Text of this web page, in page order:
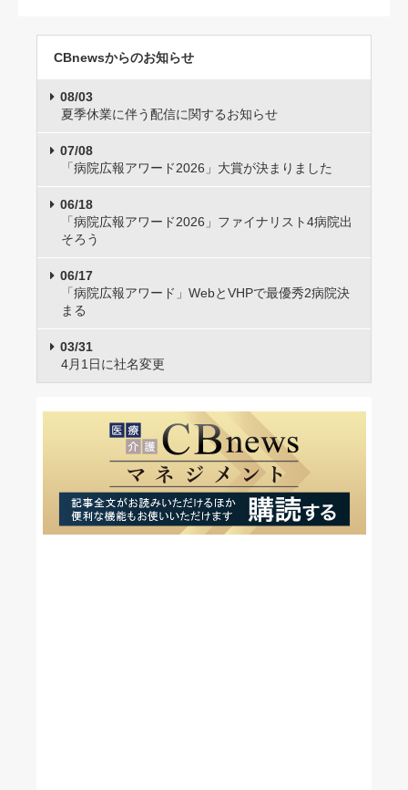
CBnewsからのお知らせ
08/03
夏季休業に伴う配信に関するお知らせ
07/08
「病院広報アワード2026」大賞が決まりました
06/18
「病院広報アワード2026」ファイナリスト4病院出
そろう
06/17
「病院広報アワード」WebとVHPで最優秀2病院決
まる
03/31
4月1日に社名変更